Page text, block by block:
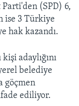
(SPD) 6,
ise 3 Türkiye
hak kazandı.
adaylığını
belediye
göçmen
ediliyor.